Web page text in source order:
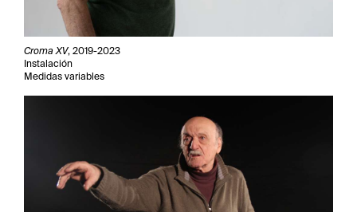
Croma XV, 2019-2023
Instalación
Medidas variables